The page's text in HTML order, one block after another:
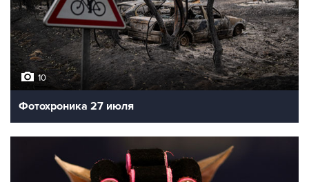
10
Фотохроника 27 июля